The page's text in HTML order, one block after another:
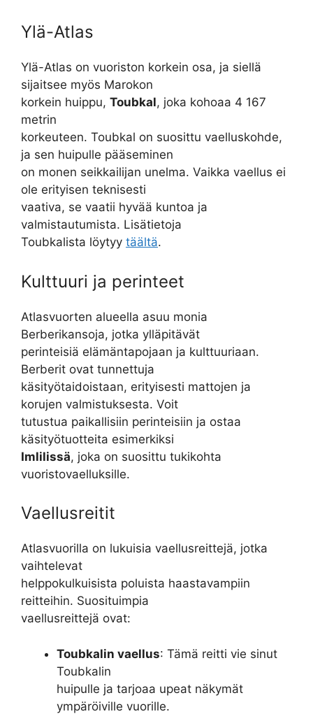
Ylä-Atlas
Ylä-Atlas on vuoriston korkein osa, ja siellä
sijaitsee myös Marokon
korkein huippu, Toubkal, joka kohoaa 4 167
metrin
korkeuteen. Toubkal on suosittu vaelluskohde,
ja sen huipulle pääseminen
on monen seikkailijan unelma. Vaikka vaellus ei
ole erityisen teknisesti
vaativa, se vaatii hyvää kuntoa ja
valmistautumista. Lisätietoja
Toubkalista löytyy täältä.
Kulttuuri ja perinteet
Atlasvuorten alueella asuu monia
Berberikansoja, jotka ylläpitävät
perinteisiä elämäntapojaan ja kulttuuriaan.
Berberit ovat tunnettuja
käsityötaidoistaan, erityisesti mattojen ja
korujen valmistuksesta. Voit
tutustua paikallisiin perinteisiin ja ostaa
käsityötuotteita esimerkiksi
Imlilissä, joka on suosittu tukikohta
vuoristovaelluksille.
Vaellusreitit
Atlasvuorilla on lukuisia vaellusreittejä, jotka
vaihtelevat
helppokulkuisista poluista haastavampiin
reitteihin. Suosituimpia
vaellusreittejä ovat:
Toubkalin vaellus: Tämä reitti vie sinut
Toubkalin
huipulle ja tarjoaa upeat näkymät
ympäröiville vuorille.